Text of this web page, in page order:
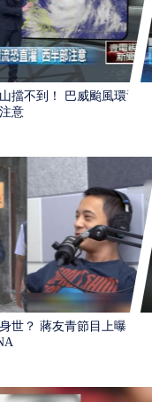
擋不到！ 巴威颱風環流
意
世？ 蔣友青節目上曝：